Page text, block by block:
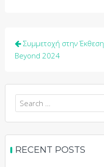
Post
navigation
Συμμετοχή στην Έκθεση
Beyond 2024
Search
for:
RECENT POSTS